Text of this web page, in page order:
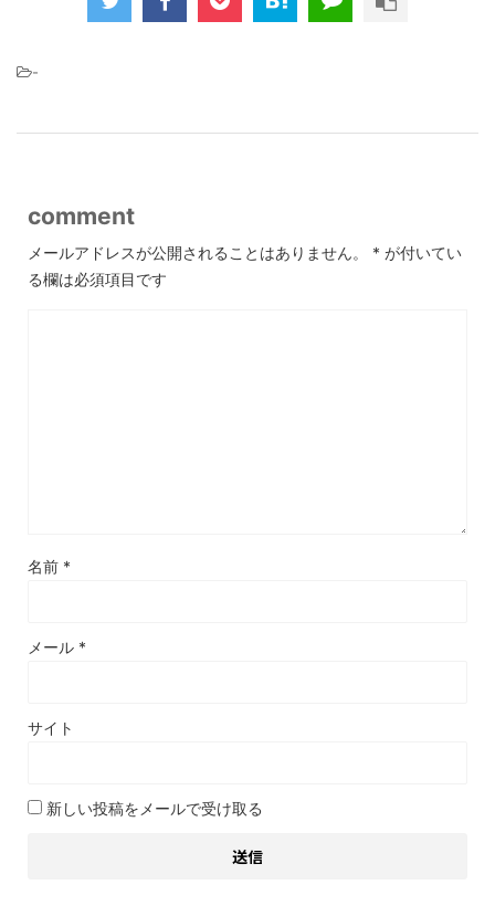
-
comment
メールアドレスが公開されることはありません。 * が付いてい
る欄は必須項目です
名前 *
メール *
サイト
新しい投稿をメールで受け取る